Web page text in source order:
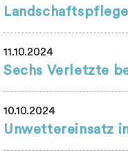
11.10.2024
Sechs Verletzte
10.10.2024
Unwettereinsatz